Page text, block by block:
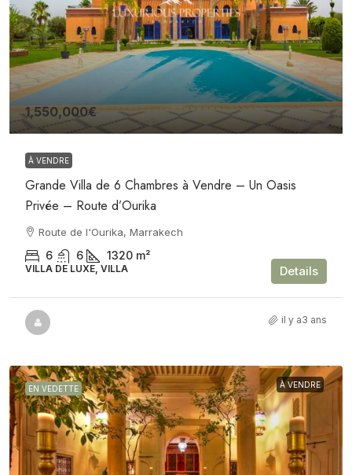
1,550,000€
À VENDRE
Grande Villa de 6 Chambres à Vendre – Un Oasis
Privée – Route d’Ourika
Route de l'Ourika, Marrakech
6 6 1320 m²
VILLA DE LUXE, VILLA Details
il y a3 ans
EN VEDETTE À VENDRE